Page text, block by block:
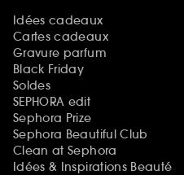
Idées cadeaux
Cartes cadeaux
Gravure parfum
Black Friday
Soldes
SEPHORA edit
Sephora Prize
Sephora Beautiful Club
Clean at Sephora
Idées & Inspirations Beauté